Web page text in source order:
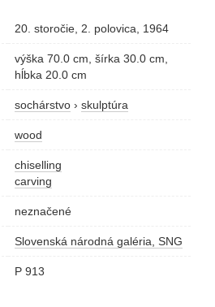
20. storočie, 2. polovica, 1964
výška 70.0 cm, šírka 30.0 cm,
hĺbka 20.0 cm
sochárstvo › skulptúra
wood
chiselling
carving
neznačené
Slovenská národná galéria, SNG
P 913